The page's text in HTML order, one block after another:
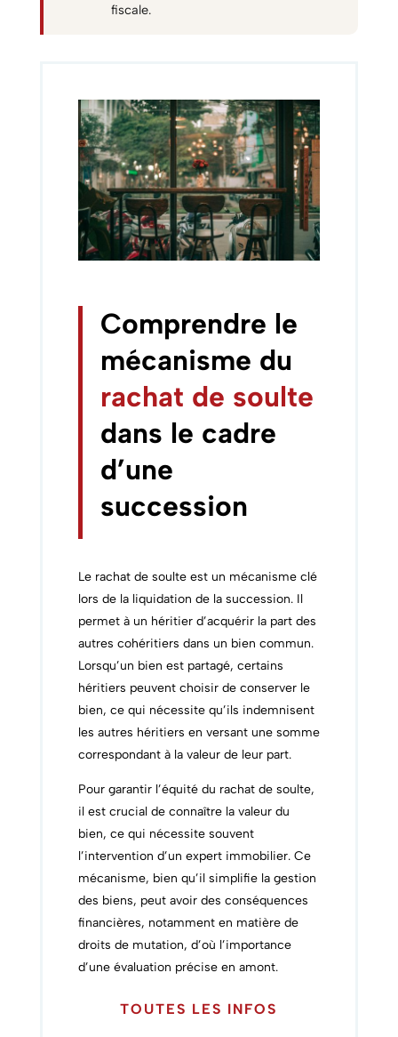
fiscale.
Comprendre le
mécanisme du
rachat de soulte
dans le cadre
d’une
succession
Le rachat de soulte est un mécanisme clé
lors de la liquidation de la succession. Il
permet à un héritier d’acquérir la part des
autres cohéritiers dans un bien commun.
Lorsqu’un bien est partagé, certains
héritiers peuvent choisir de conserver le
bien, ce qui nécessite qu’ils indemnisent
les autres héritiers en versant une somme
correspondant à la valeur de leur part.
Pour garantir l’équité du rachat de soulte,
il est crucial de connaître la valeur du
bien, ce qui nécessite souvent
l’intervention d’un expert immobilier. Ce
mécanisme, bien qu’il simplifie la gestion
des biens, peut avoir des conséquences
financières, notamment en matière de
droits de mutation, d’où l’importance
d’une évaluation précise en amont.
TOUTES LES INFOS